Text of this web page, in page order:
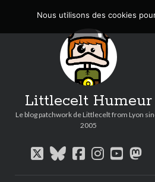
Littlecelt Humeur
Le blog patchwork de Littlecelt from Lyon
2005
twitterbluesky
facebook
Nous utilisons des cookies